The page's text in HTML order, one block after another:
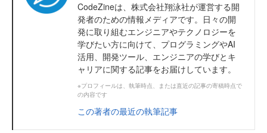
CodeZineは、株式会社翔泳社が運営する開
発者のための情報メディアです。日々の開
発に取り組むエンジニアやテクノロジーを
学びたい方に向けて、プログラミングやAI
活用、開発ツール、エンジニアの学びとキ
ャリアに関する記事をお届けしています。
※プロフィールは、執筆時点、または直近の記事の寄稿時点で
の内容です
この著者の最近の執筆記事